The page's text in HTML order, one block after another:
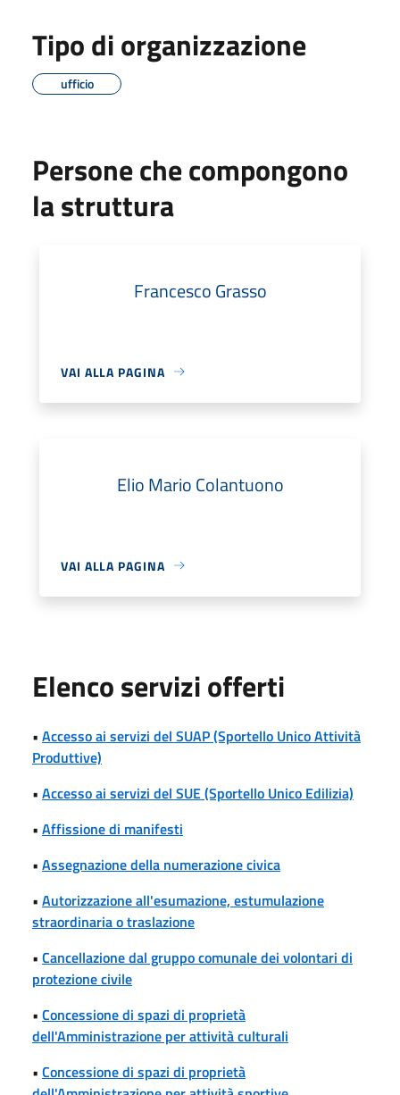
Tipo di organizzazione
ufficio
Persone che compongono
la struttura
Francesco Grasso
VAI ALLA PAGINA
Elio Mario Colantuono
VAI ALLA PAGINA
Elenco servizi offerti
• Accesso ai servizi del SUAP (Sportello Unico Attività
Produttive)
• Accesso ai servizi del SUE (Sportello Unico Edilizia)
• Affissione di manifesti
• Assegnazione della numerazione civica
• Autorizzazione all'esumazione, estumulazione
straordinaria o traslazione
• Cancellazione dal gruppo comunale dei volontari di
protezione civile
• Concessione di spazi di proprietà
dell'Amministrazione per attività culturali
• Concessione di spazi di proprietà